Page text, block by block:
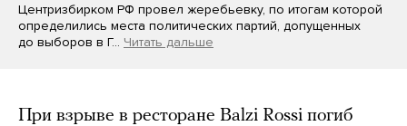
Центризбирком РФ провел жеребьевку, по итогам которой
определились места политических партий, допущенных
до выборов в Г… Читать дальше
При взрыве в ресторане Balzi Rossi погиб